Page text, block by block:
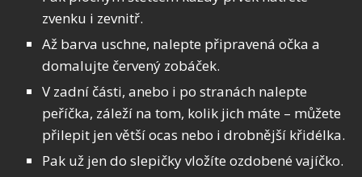
zvenku i zevnitř.
Až barva uschne, nalepte připravená očka a
domalujte červený zobáček.
V zadní části, anebo i po stranách nalepte
peříčka, záleží na tom, kolik jich máte – můžete
přilepit jen větší ocas nebo i drobnější křidélka.
Pak už jen do slepičky vložíte ozdobené vajíčko.